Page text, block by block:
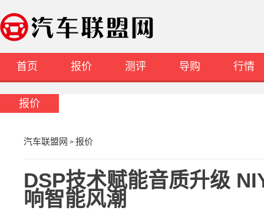
首页 报价 测评 导购 行情
报价
汽车联盟网 > 报价
DSP技术赋能音质升级
响智能风潮